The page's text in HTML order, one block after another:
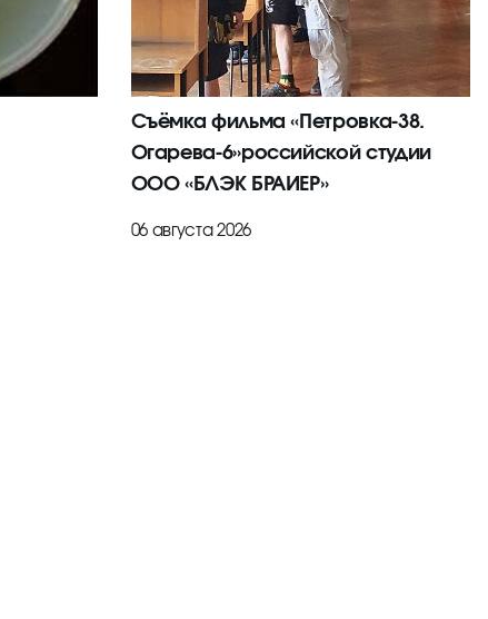
Съёмка фильма «Петровка-38.
Огарева-6»российской студии
ООО «БЛЭК БРАИЕР»
06 августа 2026